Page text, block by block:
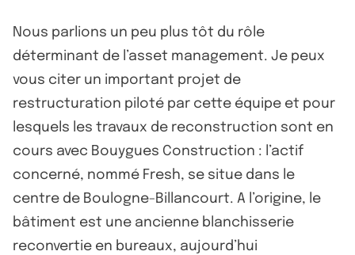
Nous parlions un peu plus tôt du rôle
déterminant de l’asset management. Je peux
vous citer un important projet de
restructuration piloté par cette équipe et pour
lesquels les travaux de reconstruction sont en
cours avec Bouygues Construction : l’actif
concerné, nommé Fresh, se situe dans le
centre de Boulogne-Billancourt. A l’origine, le
bâtiment est une ancienne blanchisserie
reconvertie en bureaux, aujourd’hui